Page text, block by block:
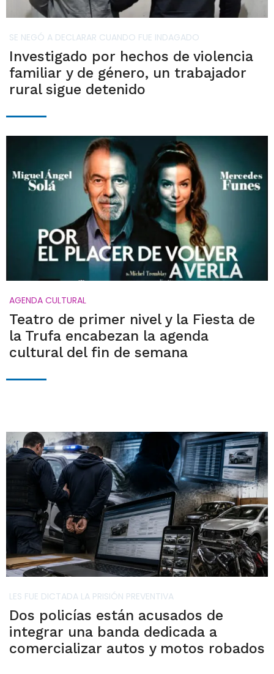
SE NEGÓ A DECLARAR CUANDO FUE INDAGADO
Investigado por hechos de violencia
familiar y de género, un trabajador
rural sigue detenido
AGENDA CULTURAL
Teatro de primer nivel y la Fiesta de
la Trufa encabezan la agenda
cultural del fin de semana
LES FUE DICTADA LA PRISIÓN PREVENTIVA
Dos policías están acusados de
integrar una banda dedicada a
comercializar autos y motos robados